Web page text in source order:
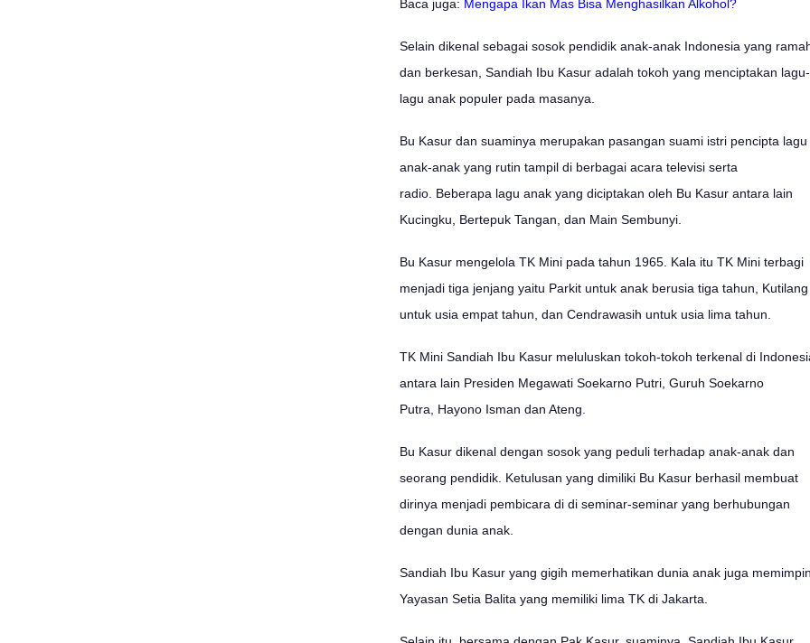
Baca juga: Mengapa Ikan Mas Bisa Menghasilkan Alkohol?
Selain dikenal sebagai sosok pendidik anak-anak Indonesia yang
dan berkesan, Sandiah Ibu Kasur adalah tokoh yang menciptakan lagu-
lagu anak populer pada masanya.
Bu Kasur dan suaminya merupakan pasangan suami istri pencipta lagu
anak-anak yang rutin tampil di berbagai acara televisi serta
radio. Beberapa lagu anak yang diciptakan oleh Bu Kasur antara lain
Kucingku, Bertepuk Tangan, dan Main Sembunyi.
Bu Kasur mengelola TK Mini pada tahun 1965. Kala itu TK Mini terbagi
menjadi tiga jenjang yaitu Parkit untuk anak berusia tiga tahun, Kutilang
untuk usia empat tahun, dan Cendrawasih untuk usia lima tahun.
TK Mini Sandiah Ibu Kasur meluluskan tokoh-tokoh terkenal di
antara lain Presiden Megawati Soekarno Putri, Guruh Soekarno
Putra, Hayono Isman dan Ateng.
Bu Kasur dikenal dengan sosok yang peduli terhadap anak-anak dan
seorang pendidik. Ketulusan yang dimiliki Bu Kasur berhasil membuat
dirinya menjadi pembicara di di seminar-seminar yang berhubungan
dengan dunia anak.
Sandiah Ibu Kasur yang gigih memerhatikan dunia anak juga
Yayasan Setia Balita yang memiliki lima TK di Jakarta.